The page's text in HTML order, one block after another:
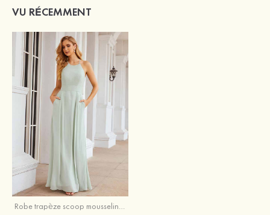
VU RÉCEMMENT
Robe trapèze scoop mousseline longueur ras du sol robe de demoiselle d'honneur avec poches